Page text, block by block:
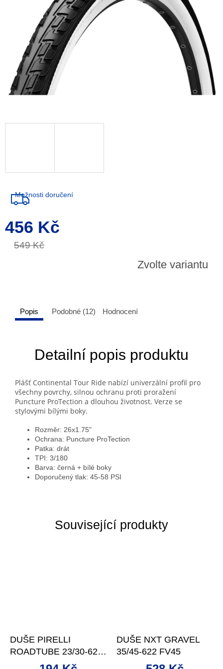
549 Kč
456 Kč
Měrná
cena:
Zvolte variantu
Možnosti doručení
Související produkty
DUŠE PIRELLI
ROADTUBE 23/30-622
DUŠE NXT GRAVEL
35/45-622 FV45
Popis Podobné (12) Hodnocení
Detailní popis produktu
Plášť Continental Tour Ride nabízí univerzální profil pro
všechny povrchy, silnou ochranu proti proražení
Puncture ProTection a dlouhou životnost. Verze se
stylovými bílými boky.
Rozměr: 26x1.75"
Ochrana: Puncture ProTection
Patka: drát
TPI: 3/180
Barva: černá + bílé boky
Doporučený tlak: 45-58 PSI